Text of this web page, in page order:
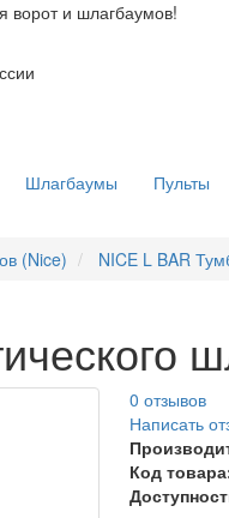
ворот и шлагбаумов!
Шлагбаумы Пульты
(Nice) NICE L BAR
0 отзывов
Написать
Код